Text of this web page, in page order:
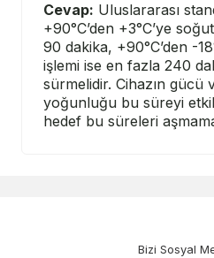
Cevap: Uluslararası
+90°C’den +3°C’ye
90 dakika, +90°C’den -
işlemi ise en fazla 240
sürmelidir. Cihazın gücü
yoğunluğu bu süreyi
hedef bu süreleri
Bizi Sosyal